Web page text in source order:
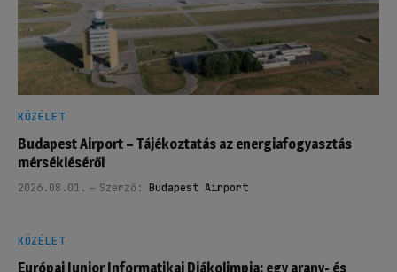
KÖZÉLET
Budapest Airport – Tájékoztatás az energiafogyasztás
mérsékléséről
2026.08.01. Szerző: Budapest Airport
KÖZÉLET
Európai Junior Informatikai Diákolimpia: egy arany- és